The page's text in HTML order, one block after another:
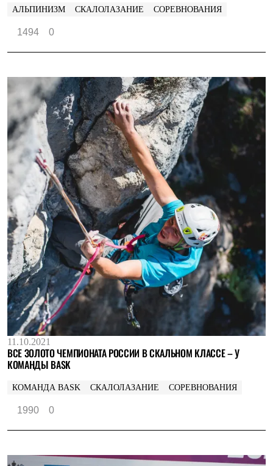
АЛЬПИНИЗМ СКАЛОЛАЗАНИЕ СОРЕВНОВАНИЯ
1494 0
11.10.2021
ВСЕ ЗОЛОТО ЧЕМПИОНАТА РОССИИ В СКАЛЬНОМ КЛАССЕ – У
КОМАНДЫ BASK
КОМАНДА BASK СКАЛОЛАЗАНИЕ СОРЕВНОВАНИЯ
1990 0